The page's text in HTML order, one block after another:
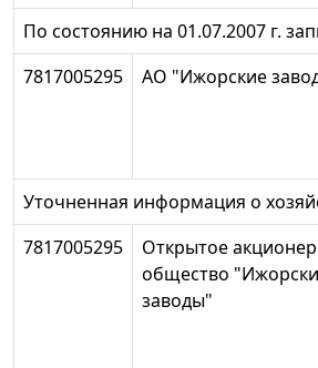
По состоянию на 01.07.2007 г.
7817005295
АО "Ижорские
Уточненная информация о
7817005295
Открытое
общество
заводы"